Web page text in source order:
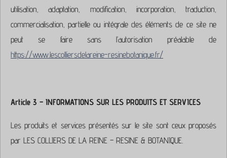
utilisation, adaptation, modification, incorporation, traduction,
commercialisation, partielle ou intégrale des éléments de ce site ne
peut se faire sans l’autorisation préalable de
https://www.lescolliersdelareine-resinebotanique.fr/
Article 3 – INFORMATIONS SUR LES PRODUITS ET SERVICES
Les produits et services présentés sur le site sont ceux proposés
par LES COLLIERS DE LA REINE – RESINE & BOTANIQUE.